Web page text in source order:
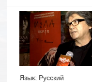
Язык: Русский